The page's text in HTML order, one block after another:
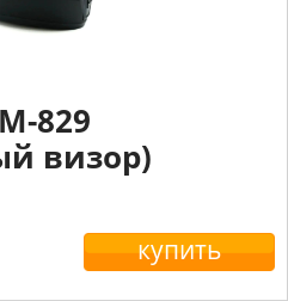
829
визор)
купить